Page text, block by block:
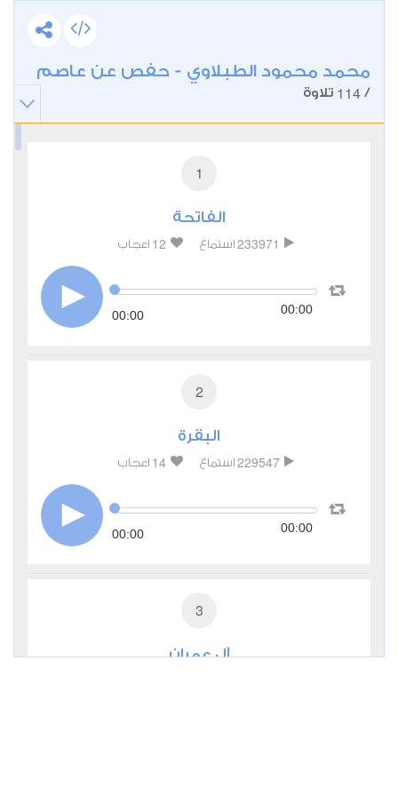
محمد محمود الطبلاوي - حفص عن عاصم
/
114 تلاوة
1
الفاتحة
233971 استماع 12 اعجاب
00:00 00:00
2
البقرة
229547 استماع 14 اعجاب
00:00 00:00
3
آل عمران